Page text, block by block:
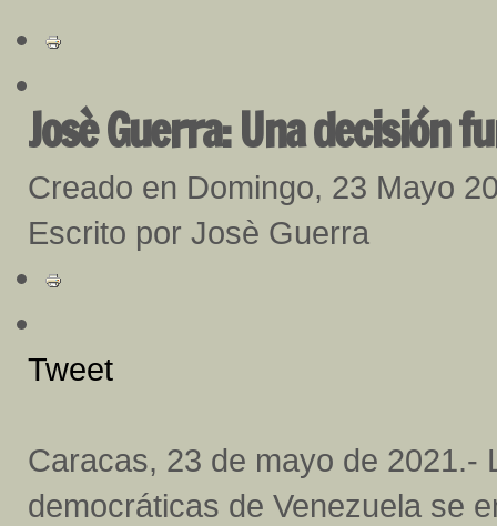
Josè Guerra: Una decisión
Creado en Domingo, 23 Mayo
Escrito por Josè Guerra
Tweet
Caracas, 23 de mayo de 2021.-
democráticas de Venezuela se